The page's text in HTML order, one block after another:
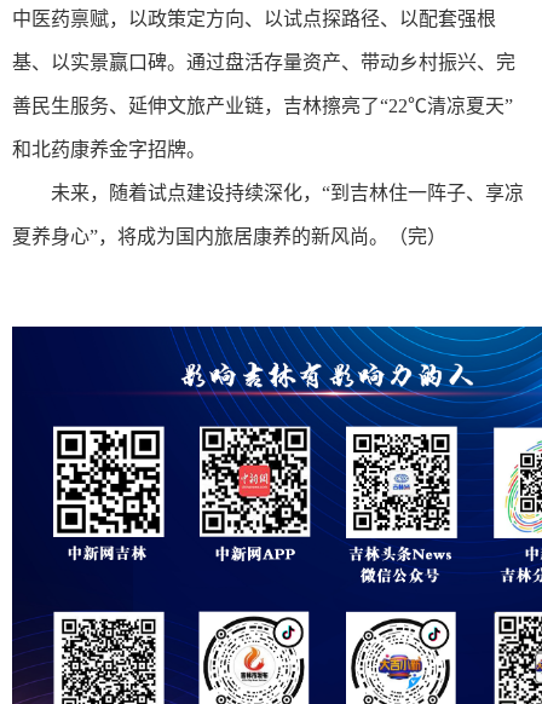
中医药禀赋，以政策定方向、以试点探路径、以配套强根
基、以实景赢口碑。通过盘活存量资产、带动乡村振兴、完
善民生服务、延伸文旅产业链，吉林擦亮了“22℃清凉夏天”
和北药康养金字招牌。
未来，随着试点建设持续深化，“到吉林住一阵子、享凉
夏养身心”，将成为国内旅居康养的新风尚。（完）